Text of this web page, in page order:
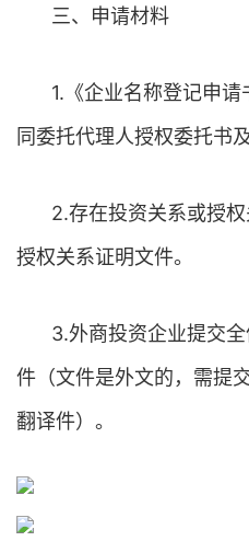
三、申请材料
1.《企业名称登记申
同委托代理人授权委托书
2.存在投资关系或授
授权关系证明文件。
3.外商投资企业提交
件（文件是外文的，需提
翻译件）。